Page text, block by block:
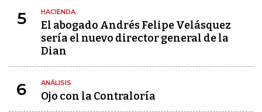
5 HACIENDA
El abogado Andrés Felipe Velásquez
sería el nuevo director general de la
Dian
6 ANÁLISIS
Ojo con la Contraloría